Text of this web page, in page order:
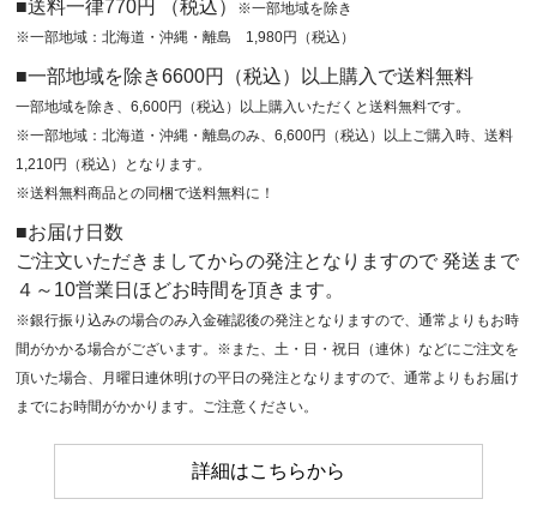
■送料一律770円 （税込）
※一部地域を除き
※一部地域：北海道・沖縄・離島 1,980円（税込）
■一部地域を除き6600円（税込）以上購入で送料無料
一部地域を除き、6,600円（税込）以上購入いただくと送料無料です。
※一部地域：北海道・沖縄・離島のみ、6,600円（税込）以上ご購入時、送料
1,210円（税込）となります。
※送料無料商品との同梱で送料無料に！
■お届け日数
ご注文いただきましてからの発注となりますので 発送まで
４～10営業日ほどお時間を頂きます。
※銀行振り込みの場合のみ入金確認後の発注となりますので、通常よりもお時
間がかかる場合がございます。※また、土・日・祝日（連休）などにご注文を
頂いた場合、月曜日連休明けの平日の発注となりますので、通常よりもお届け
までにお時間がかかります。ご注意ください。
詳細はこちらから